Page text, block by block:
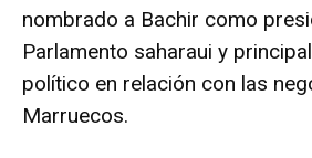
nombrado a Bachir como
Parlamento saharaui y
político en relación con las
Marruecos.